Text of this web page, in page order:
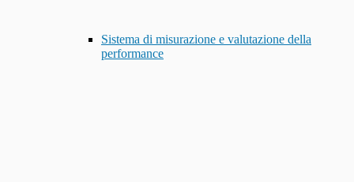
Sistema di misurazione e valutazione della
performance